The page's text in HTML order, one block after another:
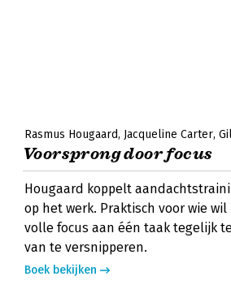
Rasmus Hougaard Jacqueline Carter
Voorsprong door focus
Hougaard koppelt
op het werk. Praktisch voor wie
volle focus aan één taak tegelijk
van te versnipperen.
Boek bekijken